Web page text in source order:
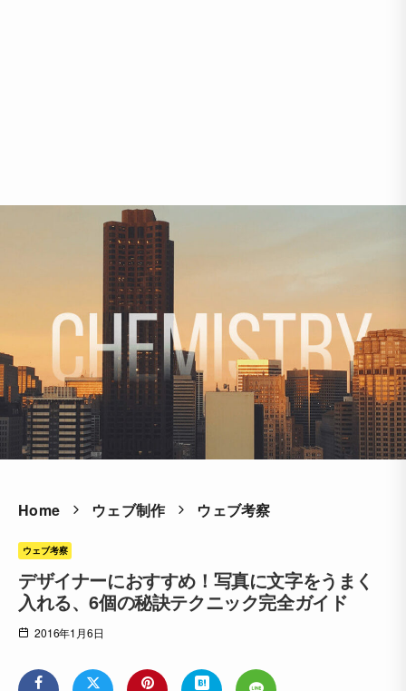
Home ウェブ制作 ウェブ考察
ウェブ考察
デザイナーにおすすめ！写真に文字をうまく
入れる、6個の秘訣テクニック完全ガイド
2016年1月6日